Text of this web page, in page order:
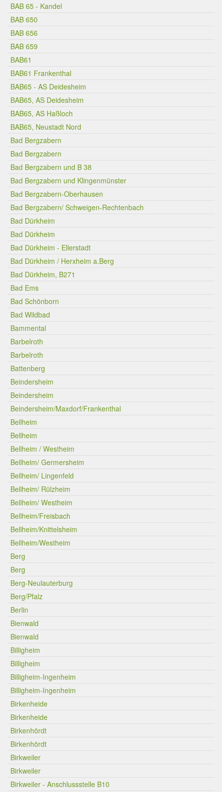
BAB 65 - Kandel
BAB 650
BAB 656
BAB 659
BAB61
BAB61 Frankenthal
BAB65 - AS Deidesheim
BAB65, AS Deidesheim
BAB65, AS Haßloch
BAB65, Neustadt Nord
Bad Bergzabern
Bad Bergzabern
Bad Bergzabern und B 38
Bad Bergzabern und Klingenmünster
Bad Bergzabern-Oberhausen
Bad Bergzabern/ Schweigen-Rechtenbach
Bad Dürkheim
Bad Dürkheim
Bad Dürkheim - Ellerstadt
Bad Dürkheim / Herxheim a.Berg
Bad Dürkheim, B271
Bad Ems
Bad Schönborn
Bad Wildbad
Bammental
Barbelroth
Barbelroth
Battenberg
Beindersheim
Beindersheim
Beindersheim/Maxdorf/Frankenthal
Bellheim
Bellheim
Bellheim / Westheim
Bellheim/ Germersheim
Bellheim/ Lingenfeld
Bellheim/ Rülzheim
Bellheim/ Westheim
Bellheim/Freisbach
Bellheim/Knittelsheim
Bellheim/Westheim
Berg
Berg
Berg-Neulauterburg
Berg/Pfalz
Berlin
Bienwald
Bienwald
Billigheim
Billigheim
Billigheim-Ingenheim
Billigheim-Ingenheim
Birkenheide
Birkenheide
Birkenhördt
Birkenhördt
Birkweiler
Birkweiler
Birkweiler - Anschlussstelle B10